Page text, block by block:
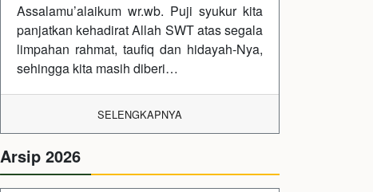
Assalamu’alaikum wr.wb. Puji syukur kita
panjatkan kehadirat Allah SWT atas segala
limpahan rahmat, taufiq dan hidayah-Nya,
sehingga kita masih diberi…
SELENGKAPNYA
Arsip 2026